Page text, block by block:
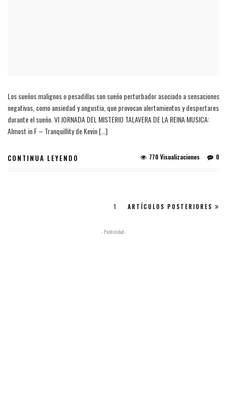
Los sueños malignos o pesadillas son sueño perturbador asociado a sensaciones
negativas, como ansiedad y angustia, que provocan alertamientos y despertares
durante el sueño. VI JORNADA DEL MISTERIO TALAVERA DE LA REINA MUSICA:
Almost in F – Tranquillity de Kevin […]
CONTINUA LEYENDO 0
770 Visualizaciones
1 ARTÍCULOS POSTERIORES
- Publicidad -